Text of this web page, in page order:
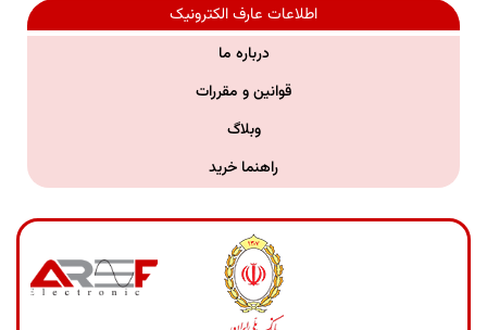
اطلاعات عارف الکترونیک
درباره ما
قوانین و مقررات
وبلاگ
راهنما خرید